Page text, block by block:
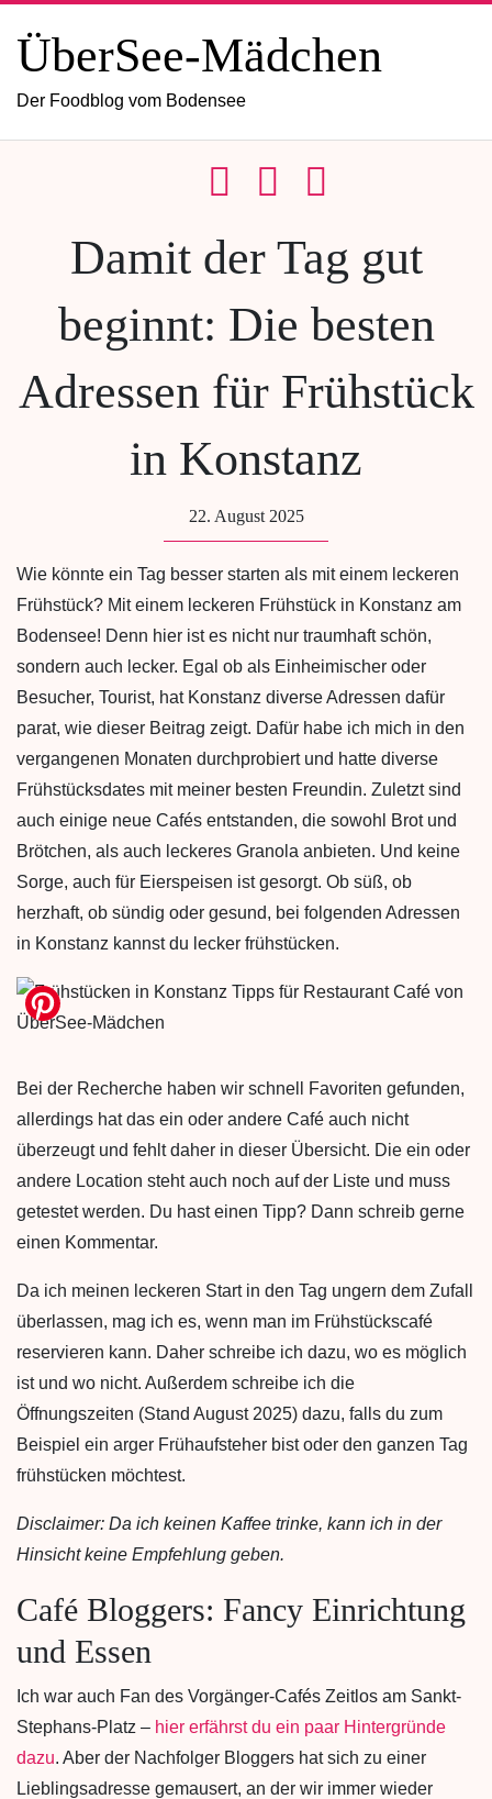
ÜberSee-Mädchen
Der Foodblog vom Bodensee
Damit der Tag gut
beginnt: Die besten
Adressen für Frühstück
in Konstanz
22. August 2025
Wie könnte ein Tag besser starten als mit einem leckeren
Frühstück? Mit einem leckeren Frühstück in Konstanz am
Bodensee! Denn hier ist es nicht nur traumhaft schön,
sondern auch lecker. Egal ob als Einheimischer oder
Besucher, Tourist, hat Konstanz diverse Adressen dafür
parat, wie dieser Beitrag zeigt. Dafür habe ich mich in den
vergangenen Monaten durchprobiert und hatte diverse
Frühstücksdates mit meiner besten Freundin. Zuletzt sind
auch einige neue Cafés entstanden, die sowohl Brot und
Brötchen, als auch leckeres Granola anbieten. Und keine
Sorge, auch für Eierspeisen ist gesorgt. Ob süß, ob
herzhaft, ob sündig oder gesund, bei folgenden Adressen
in Konstanz kannst du lecker frühstücken.
Bei der Recherche haben wir schnell Favoriten gefunden,
allerdings hat das ein oder andere Café auch nicht
überzeugt und fehlt daher in dieser Übersicht. Die ein oder
andere Location steht auch noch auf der Liste und muss
getestet werden. Du hast einen Tipp? Dann schreib gerne
einen Kommentar.
Da ich meinen leckeren Start in den Tag ungern dem Zufall
überlassen, mag ich es, wenn man im Frühstückscafé
reservieren kann. Daher schreibe ich dazu, wo es möglich
ist und wo nicht. Außerdem schreibe ich die
Öffnungszeiten (Stand August 2025) dazu, falls du zum
Beispiel ein arger Frühaufsteher bist oder den ganzen Tag
frühstücken möchtest.
Disclaimer: Da ich keinen Kaffee trinke, kann ich in der
Hinsicht keine Empfehlung geben.
Café Bloggers: Fancy Einrichtung
und Essen
Ich war auch Fan des Vorgänger-Cafés Zeitlos am Sankt-
Stephans-Platz – hier erfährst du ein paar Hintergründe
dazu. Aber der Nachfolger Bloggers hat sich zu einer
Lieblingsadresse gemausert, an der wir immer wieder